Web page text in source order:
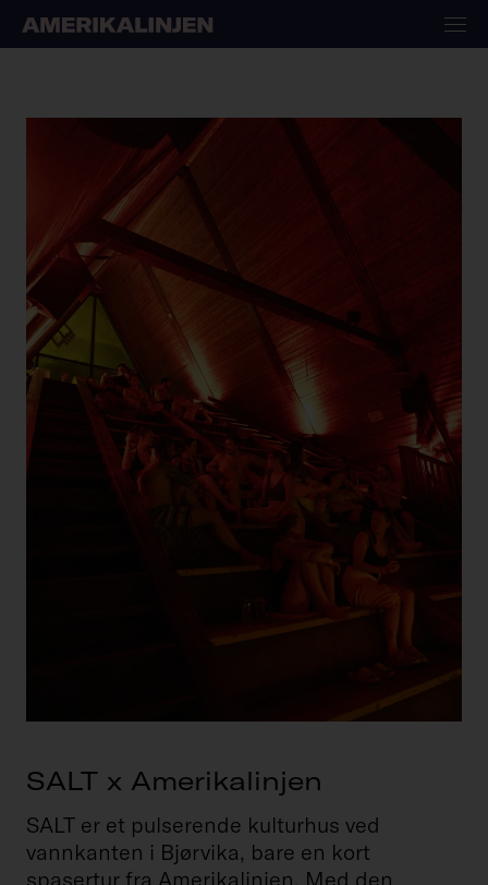
SALT x Amerikalinjen
SALT er et pulserende kulturhus ved
vannkanten i Bjørvika, bare en kort
spasertur fra Amerikalinjen. Med den